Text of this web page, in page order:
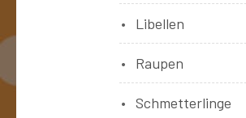
Libellen
Raupen
Schmetterlinge